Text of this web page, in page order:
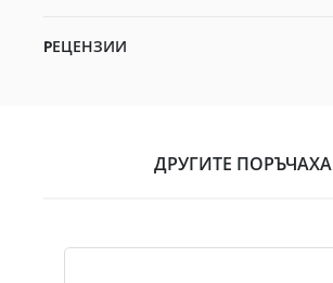
PЕЦЕНЗИИ
ДРУГИТЕ ПОРЪЧАХА